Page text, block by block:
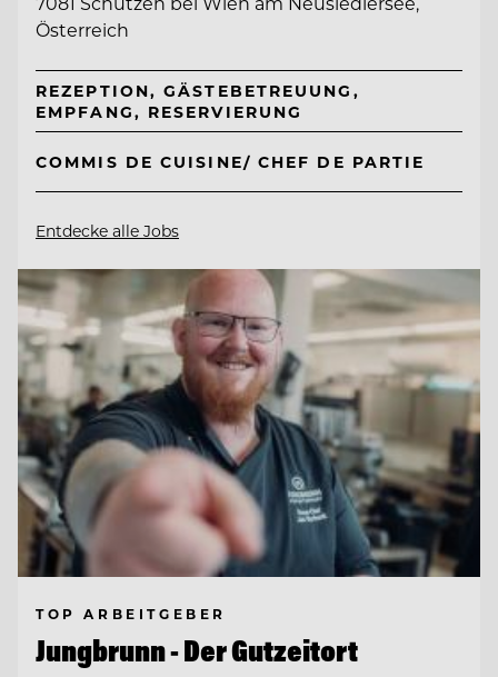
Österreich
REZEPTION, GÄSTEBETREUUNG,
EMPFANG, RESERVIERUNG
COMMIS DE CUISINE/ CHEF DE PARTIE
Entdecke alle Jobs
TOP ARBEITGEBER
Jungbrunn - Der Gutzeitort